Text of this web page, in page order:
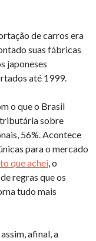
de carros era
suas fábricas
japoneses
até 1999.
o que o Brasil
sobre
56%. Acontece
para o mercado
que achei, o
regras que os
tudo mais
afinal, a